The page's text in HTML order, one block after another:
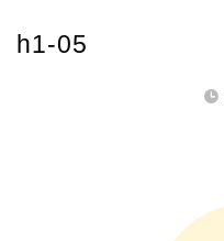
h1-05